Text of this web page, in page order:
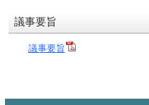
議事要旨
議事要旨